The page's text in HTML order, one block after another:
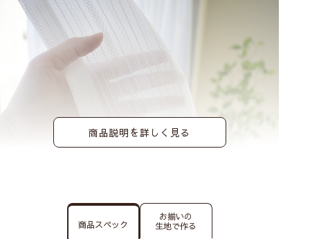
ミラー加工付きなので、日中の外からの視線を遮りま
商品説明を詳しく見る
商品スペック
お揃いの
生地で作る